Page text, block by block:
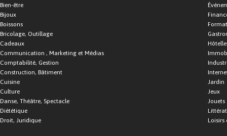
Bien-être
Bijoux
Boissons
Bricolage, Outillage
Cadeaux
Communication , Marketing et Médias
Comptabilité, Gestion
Construction, Bâtiment
Cuisine
Culture
Danse, Théâtre, Spectacle
Diététique
Droit, Juridique
Jardin
Jeux
Jouets
Loisirs